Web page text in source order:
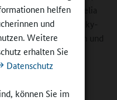
helfen
und
Weitere
erhalten Sie
Datenschutz
können Sie im
versichert Cornelia
die Carl-von-Ossietzky-
mit anderen Schulen und